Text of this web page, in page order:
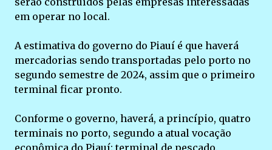
em operar no local.
A estimativa do governo do Piauí é que haverá
mercadorias sendo transportadas pelo porto no
segundo semestre de 2024, assim que o primeiro
terminal ficar pronto.
Conforme o governo, haverá, a princípio, quatro
terminais no porto, segundo a atual vocação
econômica do Piauí: terminal de pescado,